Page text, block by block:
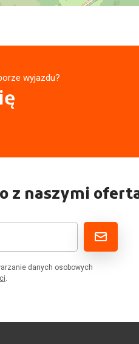
wyjazdu?
z naszymi
danych osobowych
.